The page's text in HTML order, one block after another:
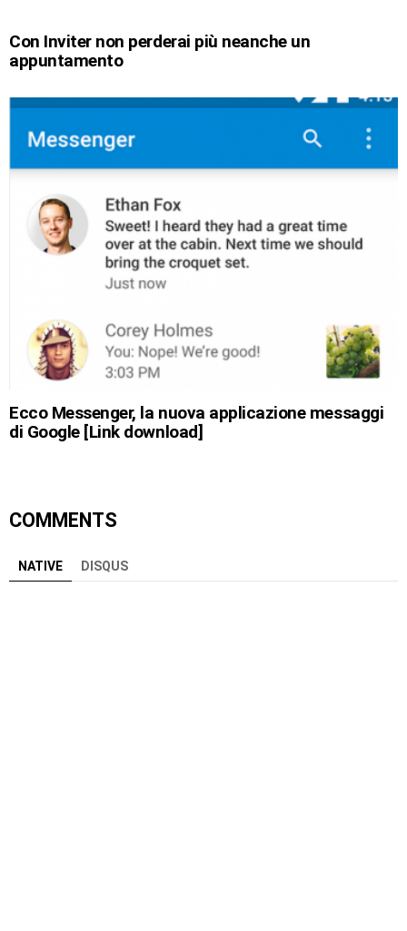
Con Inviter non perderai più neanche un
appuntamento
Ecco Messenger, la nuova applicazione messaggi
di Google [Link download]
COMMENTS
NATIVE DISQUS